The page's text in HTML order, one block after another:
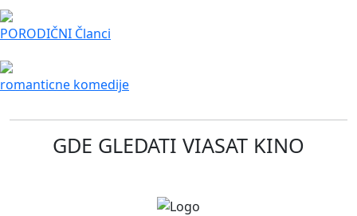
PORODIČNI Članci
romanticne komedije
GDE GLEDATI VIASAT KINO